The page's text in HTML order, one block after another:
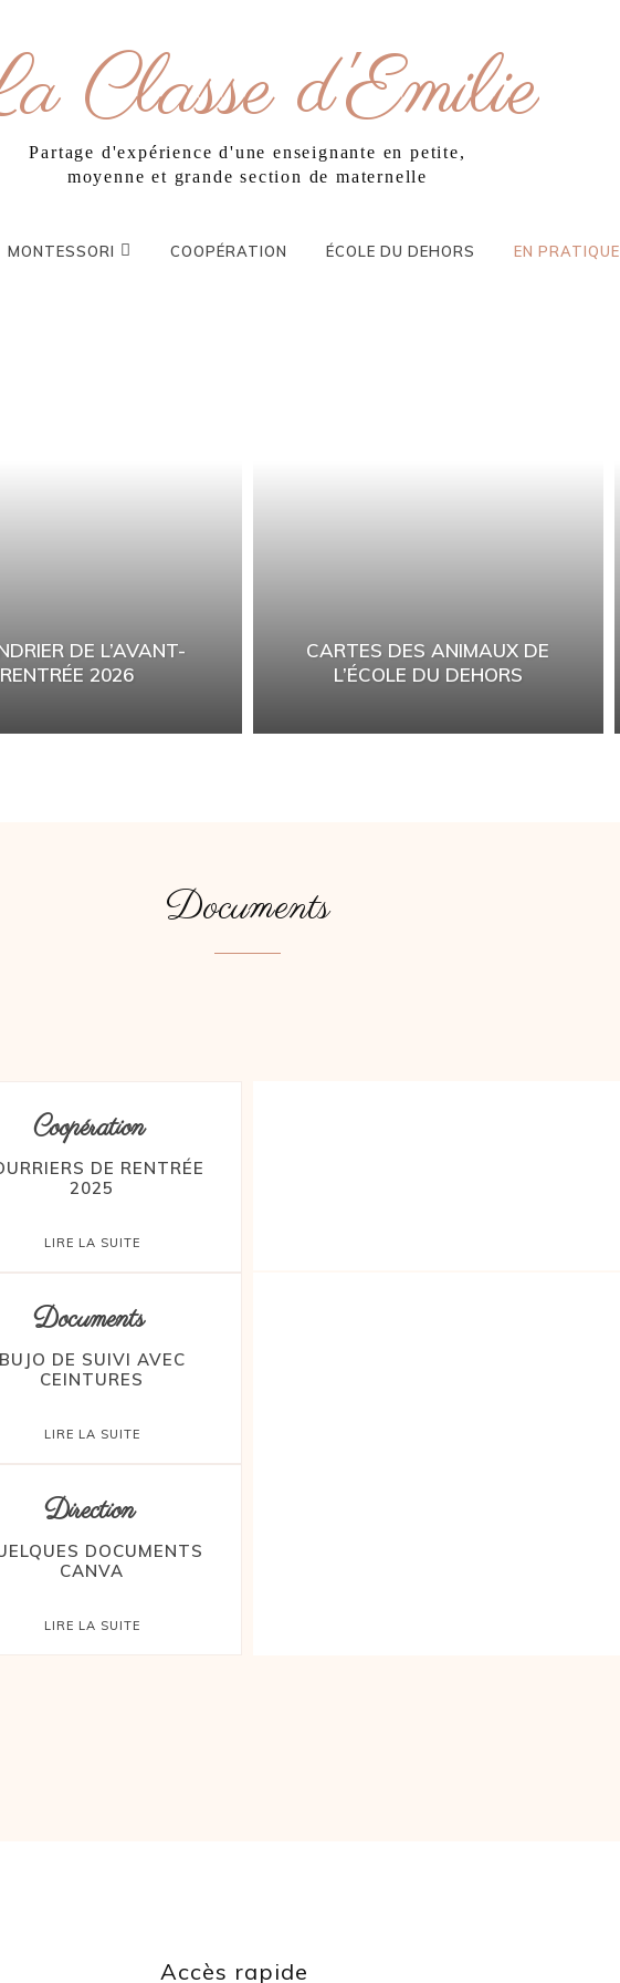
Classe d'Emilie
Partage d'expérience d'une enseignante en petite,
moyenne et grande section de maternelle
MONTESSORI COOPÉRATION ÉCOLE DU DEHORS EN PRATIQUE
DE L’AVANT-
RENTRÉE 2026
CARTES DES ANIMAUX DE
L’ÉCOLE DU DEHORS
Documents
Coopération
DE RENTRÉE
2025
LIRE LA SUITE
Documents
DE SUIVI AVEC
CEINTURES
LIRE LA SUITE
Direction
DOCUMENTS
CANVA
LIRE LA SUITE
Accès rapide